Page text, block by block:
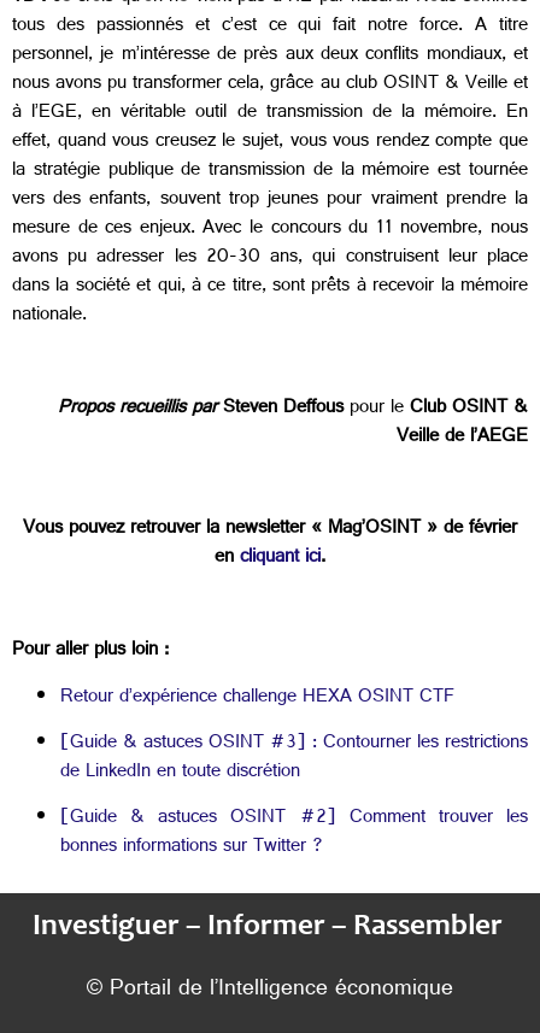
tous des passionnés et c’est ce qui fait notre force. A titre
personnel, je m’intéresse de près aux deux conflits mondiaux, et
nous avons pu transformer cela, grâce au club OSINT & Veille et
à l’EGE, en véritable outil de transmission de la mémoire. En
effet, quand vous creusez le sujet, vous vous rendez compte que
la stratégie publique de transmission de la mémoire est tournée
vers des enfants, souvent trop jeunes pour vraiment prendre la
mesure de ces enjeux. Avec le concours du 11 novembre, nous
avons pu adresser les 20-30 ans, qui construisent leur place
dans la société et qui, à ce titre, sont prêts à recevoir la mémoire
nationale.
Propos recueillis parSteven Deffouspour leClub OSINT &
Veille de l’AEGE
Vous pouvez retrouver la newsletter « Mag’OSINT » de février
encliquant ici.
Pour aller plus loin :
Retour d’expérience challenge HEXA OSINT CTF
[Guide & astuces OSINT #3] : Contourner les restrictions
de LinkedIn en toute discrétion
[Guide & astuces OSINT #2] Comment trouver les
bonnes informations sur Twitter ?
Investiguer – Informer – Rassembler
© Portail de l’Intelligence économique